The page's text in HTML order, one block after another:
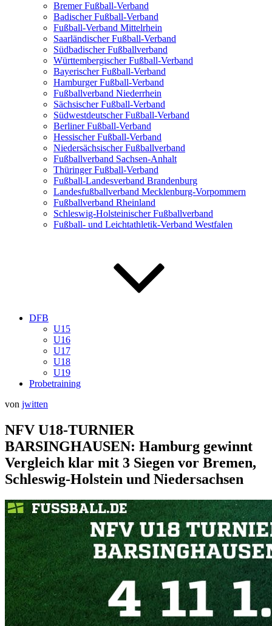
Bremer Fußball-Verband
Badischer Fußball-Verband
Fußball-Verband Mittelrhein
Saarländischer Fußball-Verband
Südbadischer Fußballverband
Württembergischer Fußball-Verband
Bayerischer Fußball-Verband
Hamburger Fußball-Verband
Fußballverband Niederrhein
Sächsischer Fußball-Verband
Südwestdeutscher Fußball-Verband
Berliner Fußball-Verband
Hessischer Fußball-Verband
Niedersächsischer Fußballverband
Fußballverband Sachsen-Anhalt
Thüringer Fußball-Verband
Fußball-Landesverband Brandenburg
Landesfußballverband Mecklenburg-Vorpommern
Fußballverband Rheinland
Schleswig-Holsteinischer Fußballverband
Fußball- und Leichtathletik-Verband Westfalen
DFB
U15
U16
U17
U18
U19
Probetraining
Veröffentlicht
von jwitten
NFV U18-TURNIER
BARSINGHAUSEN: Hamburg gewinnt
Vergleich klar mit 3 Siegen vor Bremen,
Schleswig-Holstein und Niedersachsen